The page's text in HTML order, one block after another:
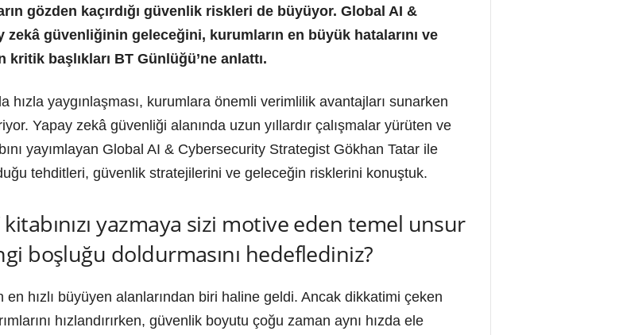
gözden kaçırdığı güvenlik riskleri de büyüyor. Global AI &
güvenliğinin geleceğini, kurumların en büyük hatalarını ve
kritik başlıkları BT Günlüğü’ne anlattı.
yaygınlaşması, kurumlara önemli verimlilik avantajları sunarken
Yapay zekâ güvenliği alanında uzun yıllardır çalışmalar yürüten ve
yayımlayan Global AI & Cybersecurity Strategist Gökhan Tatar ile
tehditleri, güvenlik stratejilerini ve geleceğin risklerini konuştuk.
kitabınızı yazmaya sizi motive eden temel unsur
boşluğu doldurmasını hedeflediniz?
hızlı büyüyen alanlarından biri haline geldi. Ancak dikkatimi çeken
hızlandırırken, güvenlik boyutu çoğu zaman aynı hızda ele